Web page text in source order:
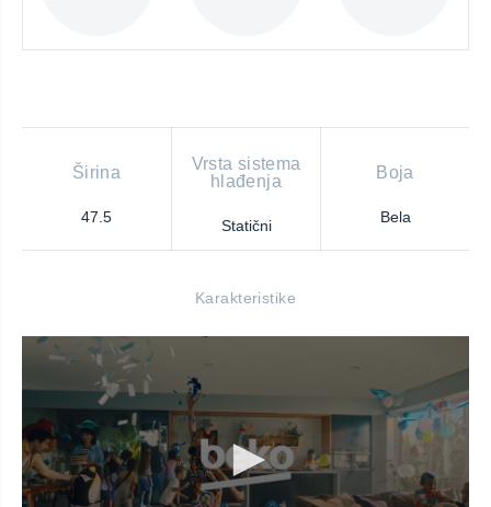
Širina
47.5
Vrsta sistema
hlađenja
Statični
Boja
Bela
Karakteristike